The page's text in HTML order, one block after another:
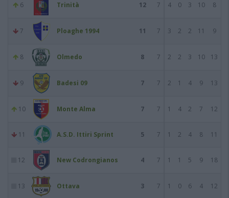
6 Trinità 12 7 4 0 3 10 8
7 Ploaghe 1994 11 7 3 2 2 11 9
8 Olmedo 8 7 2 2 3 10 13
9 Badesi 09 7 7 2 1 4 9 13
10 Monte Alma 7 7 1 4 2 7 12
11 A.S.D. Ittiri Sprint 5 7 1 2 4 8 11
12 New Codrongianos 4 7 1 1 5 9 18
13 Ottava 3 7 1 0 6 4 12